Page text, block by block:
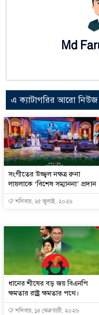
Md
এ ক্যাটাগরির আরো নিউজ
সংগীতের উজ্জ্বল নক্ষত্র রুনা
লায়লাকে ‘বিশেষ সম্মাননা’ প্রদান
শনিবার, ২৫ জুলাই, ২০২৬
ধানের শীষের বড় জয় বিএনপি
ক্ষমতার রাষ্ট্র ক্ষমতার পথে।
শনিবার, ১৪ ফেব্রুয়ারী, ২০২৬